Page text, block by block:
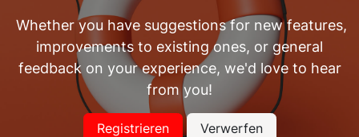
Whether you have suggestions for new features,
improvements to existing ones, or general
feedback on your experience, we'd love to hear
from you!
Registrieren Verwerfen